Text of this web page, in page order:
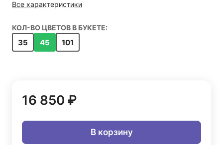
Все характеристики
КОЛ-ВО ЦВЕТОВ В БУКЕТЕ:
35 45 101
16 850 ₽
В корзину